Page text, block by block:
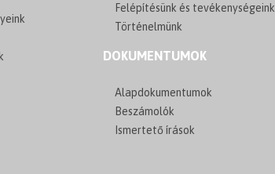
Felépítésünk és tevékenységeink
Történelmünk
DOKUMENTUMOK
Alapdokumentumok
Beszámolók
Ismertető írások